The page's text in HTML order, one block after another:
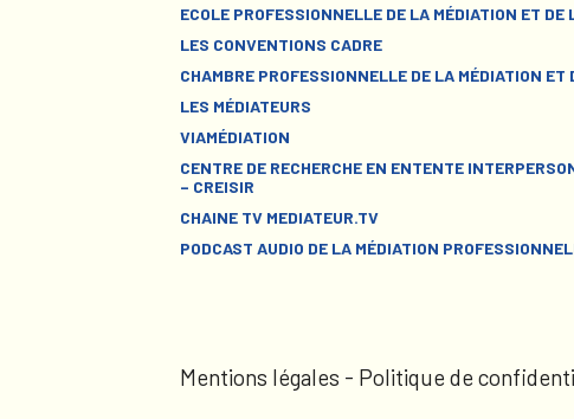
ECOLE PROFESSIONNELLE DE LA MÉDIATION ET DE
LES CONVENTIONS CADRE
CHAMBRE PROFESSIONNELLE DE LA MÉDIATION ET
LES MÉDIATEURS
VIAMÉDIATION
CENTRE DE RECHERCHE EN ENTENTE
– CREISIR
CHAINE TV MEDIATEUR.TV
PODCAST AUDIO DE LA MÉDIATION
Mentions légales - Politique de